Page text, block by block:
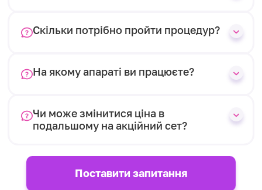
Скільки потрібно пройти процедур?
На якому апараті ви працюєте?
Чи може змінитися ціна в
подальшому на акційний сет?
Поставити запитання